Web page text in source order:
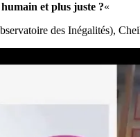
et plus juste ?«
des Inégalités),